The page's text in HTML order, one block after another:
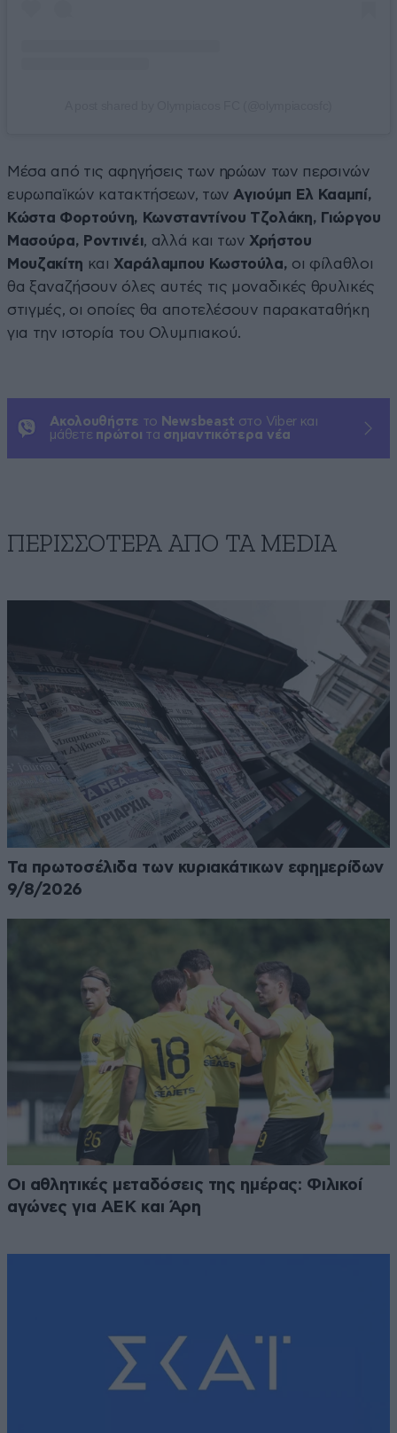
Μέσα από τις αφηγήσεις των ηρώων των περσινών
ευρωπαϊκών κατακτήσεων, των Αγιούμπ Ελ Κααμπί,
Κώστα Φορτούνη, Κωνσταντίνου Τζολάκη, Γιώργου
Μασούρα, Ροντινέι, αλλά και των Χρήστου
Μουζακίτη και Χαράλαμπου Κωστούλα, οι φίλαθλοι
θα ξαναζήσουν όλες αυτές τις μοναδικές θρυλικές
στιγμές, οι οποίες θα αποτελέσουν παρακαταθήκη
για την ιστορία του Ολυμπιακού.
Ακολουθήστε το Newsbeast στο Viber και
μάθετε πρώτοι τα σημαντικότερα νέα
ΠΕΡΙΣΣΟΤΕΡΑ ΑΠΟ ΤA MEDIA
Τα πρωτοσέλιδα των κυριακάτικων εφημερίδων
9/8/2026
Οι αθλητικές μεταδόσεις της ημέρας: Φιλικοί
αγώνες για ΑΕΚ και Άρη